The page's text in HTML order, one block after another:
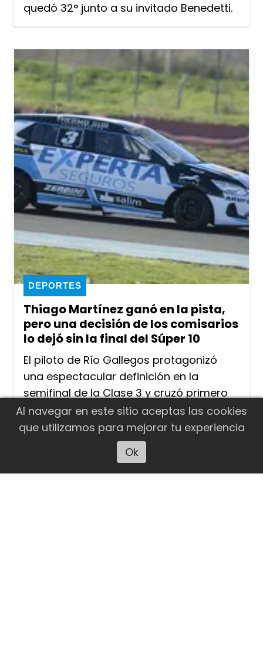
quedó 32° junto a su invitado Benedetti.
Thiago Martínez ganó en la pista,
pero una decisión de los comisarios
lo dejó sin la final del Súper 10
DEPORTES
El piloto de Río Gallegos protagonizó
una espectacular definición en la
semifinal de la Clase 3 y cruzó primero
por apenas una milésima ante Lucas
Vicino. Sin embargo, tras la competencia
los comisarios deportivos determinaron
que el ganador era Vicino por un roce y
el santacruceño quedó afuera de la final
Al navegar en este sitio aceptas las cookies
que utilizamos para mejorar tu experiencia
Ok